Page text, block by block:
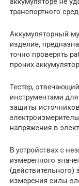
транспортного
Аккумуляторный
изделие,
точно проверять
прочих
Тестер,
инструментами
защиты
напряжения в
В устройствах с
измеренного
(действительного)
измерения силы